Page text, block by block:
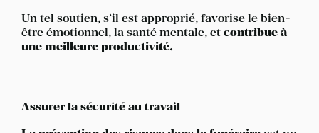
Un tel soutien, s’il est approprié, favorise le bien-
être émotionnel, la santé mentale, et contribue à
une meilleure productivité.
Assurer la sécurité au travail